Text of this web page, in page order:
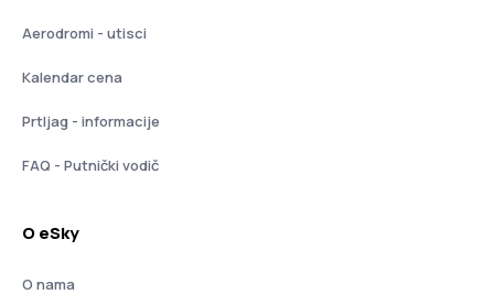
Aerodromi - utisci
Kalendar cena
Prtljag - informacije
FAQ - Putnički vodič
O eSky
O nama